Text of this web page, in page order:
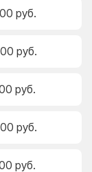
руб.
руб.
руб.
руб.
руб.